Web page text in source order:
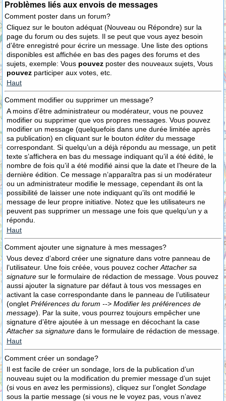
Problèmes liés aux envois de messages
Comment poster dans un forum?
Cliquez sur le bouton adéquat (Nouveau ou Répondre) sur la
page du forum ou des sujets. Il se peut que vous ayez besoin
d’être enregistré pour écrire un message. Une liste des options
disponibles est affichée en bas des pages des forums et des
sujets, exemple: Vous pouvez poster des nouveaux sujets, Vous
pouvez participer aux votes, etc.
Haut
Comment modifier ou supprimer un message?
A moins d’être administrateur ou modérateur, vous ne pouvez
modifier ou supprimer que vos propres messages. Vous pouvez
modifier un message (quelquefois dans une durée limitée après
sa publication) en cliquant sur le bouton éditer du message
correspondant. Si quelqu’un a déjà répondu au message, un petit
texte s’affichera en bas du message indiquant qu’il a été édité, le
nombre de fois qu’il a été modifié ainsi que la date et l’heure de la
dernière édition. Ce message n’apparaîtra pas si un modérateur
ou un administrateur modifie le message, cependant ils ont la
possibilité de laisser une note indiquant qu’ils ont modifié le
message de leur propre initiative. Notez que les utilisateurs ne
peuvent pas supprimer un message une fois que quelqu’un y a
répondu.
Haut
Comment ajouter une signature à mes messages?
Vous devez d’abord créer une signature dans votre panneau de
l’utilisateur. Une fois créée, vous pouvez cocher Attacher sa
signature sur le formulaire de rédaction de message. Vous pouvez
aussi ajouter la signature par défaut à tous vos messages en
activant la case correspondante dans le panneau de l’utilisateur
(onglet Préférences du forum --> Modifier les préférences de
message). Par la suite, vous pourrez toujours empêcher une
signature d’être ajoutée à un message en décochant la case
Attacher sa signature dans le formulaire de rédaction de message.
Haut
Comment créer un sondage?
Il est facile de créer un sondage, lors de la publication d’un
nouveau sujet ou la modification du premier message d’un sujet
(si vous en avez les permissions), cliquez sur l’onglet Sondage
sous la partie message (si vous ne le voyez pas, vous n’avez